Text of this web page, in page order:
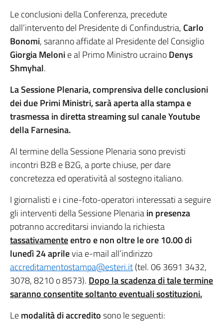
Le conclusioni della Conferenza, precedute
dall’intervento del Presidente di Confindustria, Carlo
Bonomi, saranno affidate al Presidente del Consiglio
Giorgia Melonie al Primo Ministro ucrainoDenys
Shmyhal.
La Sessione Plenaria, comprensiva delle conclusioni
dei due Primi Ministri, sarà aperta alla stampa e
trasmessa in diretta streaming sul canale Youtube
della Farnesina.
Al termine della Sessione Plenaria sono previsti
incontri B2B e B2G, a porte chiuse, per dare
concretezza ed operatività al sostegno italiano.
I giornalisti e i cine-foto-operatori interessati a seguire
gli interventi della Sessione Plenariain presenza
potranno accreditarsi inviando la richiesta
tassativamenteentro e non oltre le ore 10.00 di
lunedì 24 aprilevia e-mail all’indirizzo
accreditamentostampa@esteri.it(tel. 06 3691 3432,
3078, 8210 o 8573). Dopo la scadenza di tale termine
saranno consentite soltanto eventuali sostituzioni.
Lemodalità di accreditosono le seguenti: